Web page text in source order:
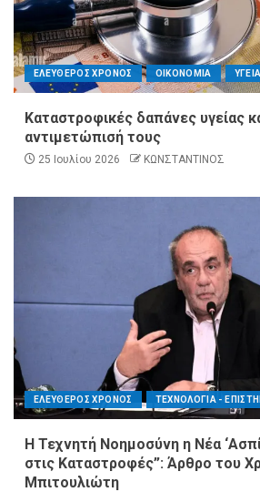
ΕΛΕΥΘΕΡΟΣ ΧΡΟΝΟΣ ΟΙΚΟΝΟΜΙΑ ΥΓΕΙΑ
Καταστροφικές δαπάνες υγείας
αντιμετώπισή τους
25 Ιουλίου 2026 ΚΩΝΣΤΑΝΤΙΝΟΣ
ΕΛΕΥΘΕΡΟΣ ΧΡΟΝΟΣ ΤΕΧΝΟΛΟΓΙΑ -
Η Τεχνητή Νοημοσύνη η Νέα
στις Καταστροφές”: Άρθρο του
Μπιτουλιώτη